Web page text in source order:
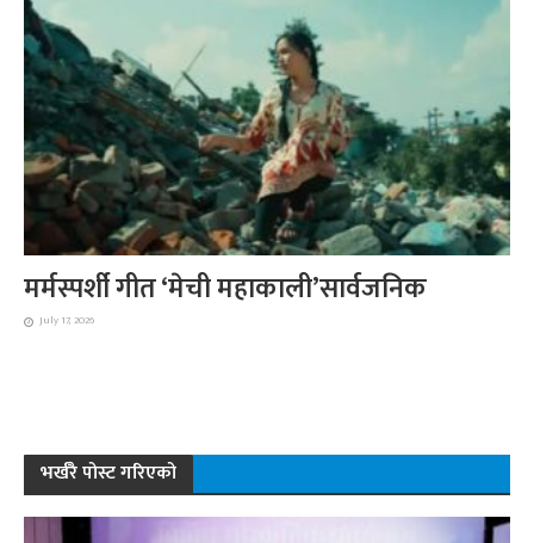
मर्मस्पर्शी गीत ‘मेची महाकाली’सार्वजनिक
July 17, 2026
भर्खरै पोस्ट गरिएको